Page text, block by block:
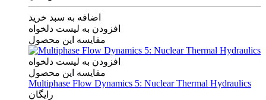
اضافه به سبد خرید
افزودن به لیست دلخواه
مقایسه این محصول
افزودن به لیست دلخواه
مقایسه این محصول
Multiphase Flow Dynamics 5: Nuclear Thermal Hydraulics
رایگان